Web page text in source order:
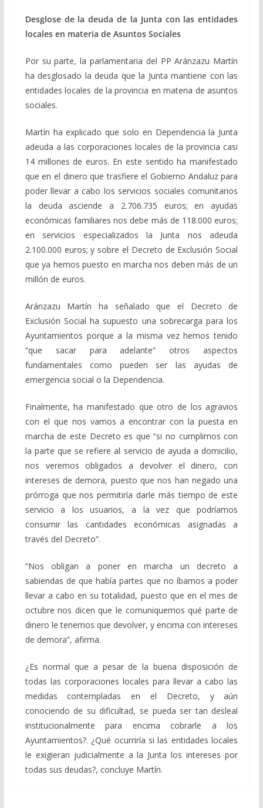
Desglose de la deuda de la Junta con las entidades
locales en materia de Asuntos Sociales
Por su parte, la parlamentaria del PP Aránzazu Martín
ha desglosado la deuda que la Junta mantiene con las
entidades locales de la provincia en materia de asuntos
sociales.
Martín ha explicado que solo en Dependencia la Junta
adeuda a las corporaciones locales de la provincia casi
14 millones de euros. En este sentido ha manifestado
que en el dinero que trasfiere el Gobierno Andaluz para
poder llevar a cabo los servicios sociales comunitarios
la deuda asciende a 2.706.735 euros; en ayudas
económicas familiares nos debe más de 118.000 euros;
en servicios especializados la Junta nos adeuda
2.100.000 euros; y sobre el Decreto de Exclusión Social
que ya hemos puesto en marcha nos deben más de un
millón de euros.
Aránzazu Martín ha señalado que el Decreto de
Exclusión Social ha supuesto una sobrecarga para los
Ayuntamientos porque a la misma vez hemos tenido
“que sacar para adelante” otros aspectos
fundamentales como pueden ser las ayudas de
emergencia social o la Dependencia.
Finalmente, ha manifestado que otro de los agravios
con el que nos vamos a encontrar con la puesta en
marcha de este Decreto es que “si no cumplimos con
la parte que se refiere al servicio de ayuda a domicilio,
nos veremos obligados a devolver el dinero, con
intereses de demora, puesto que nos han negado una
prórroga que nos permitiría darle más tiempo de este
servicio a los usuarios, a la vez que podríamos
consumir las cantidades económicas asignadas a
través del Decreto”.
“Nos obligan a poner en marcha un decreto a
sabiendas de que había partes que no íbamos a poder
llevar a cabo en su totalidad, puesto que en el mes de
octubre nos dicen que le comuniquemos qué parte de
dinero le tenemos que devolver, y encima con intereses
de demora”, afirma.
¿Es normal que a pesar de la buena disposición de
todas las corporaciones locales para llevar a cabo las
medidas contempladas en el Decreto, y aún
conociendo de su dificultad, se pueda ser tan desleal
institucionalmente para encima cobrarle a los
Ayuntamientos?. ¿Qué ocurriría si las entidades locales
le exigieran judicialmente a la Junta los intereses por
todas sus deudas?, concluye Martín.